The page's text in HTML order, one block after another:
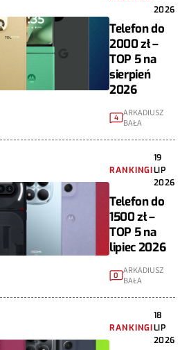
2026
Telefon do
2000 zł –
TOP 5 na
sierpień
2026
4 ARKADIUSZ
BAŁA
RANKINGI
19
LIP
2026
Telefon do
1500 zł –
TOP 5 na
lipiec 2026
0
ARKADIUSZ
BAŁA
RANKINGI
18
LIP
2026